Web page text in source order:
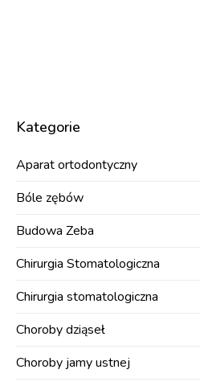
Kategorie
Aparat ortodontyczny
Bóle zębów
Budowa Zeba
Chirurgia Stomatologiczna
Chirurgia stomatologiczna
Choroby dziąseł
Choroby jamy ustnej